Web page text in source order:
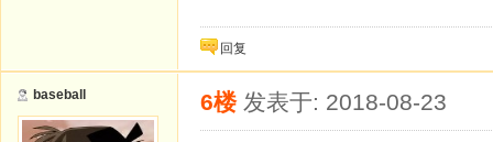
回复
baseball 6楼 发表于: 2018-08-23